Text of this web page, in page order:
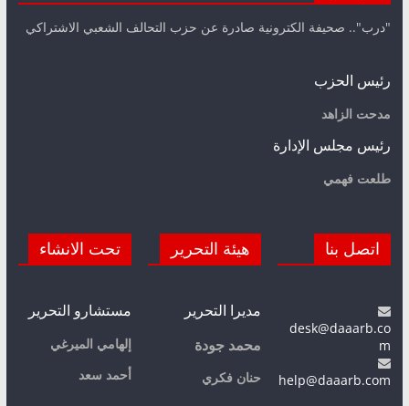
"درب".. صحيفة الكترونية صادرة عن حزب التحالف الشعبي الاشتراكي
رئيس الحزب
مدحت الزاهد
رئيس مجلس الإدارة
طلعت فهمي
اتصل بنا
desk@daaarb.co
m
help@daaarb.com
هيئة التحرير
مديرا التحرير
محمد جودة
حنان فكري
تحت الانشاء
مستشارو التحرير
إلهامي الميرغي
أحمد سعد